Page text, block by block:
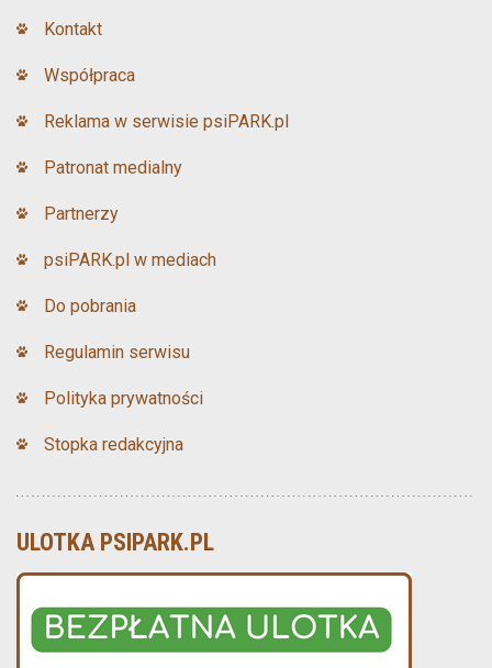
Kontakt
Współpraca
Reklama w serwisie psiPARK.pl
Patronat medialny
Partnerzy
psiPARK.pl w mediach
Do pobrania
Regulamin serwisu
Polityka prywatności
Stopka redakcyjna
ULOTKA PSIPARK.PL